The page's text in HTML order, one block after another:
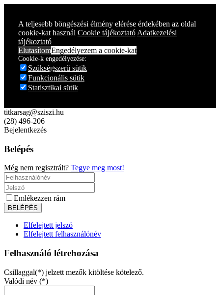
A teljesebb böngészési élmény elérése érdekében az oldal
cookie-kat használ Cookie tájékoztató Adatkezelési
tájékoztató
ElutasítomEngedélyezem a cookie-kat
Cookie-k engedélyezése:
Szükségszerű sütik
Funkcionális sütik
Statisztikai sütik
titkarsag@sziszi.hu
(28) 496-206
Bejelentkezés
Belépés
Még nem regisztrált? Tegye meg most!
Emlékezzen rám
Elfelejtett jelszó
Elfelejtett felhasználónév
Felhasználó létrehozása
Csillaggal(*) jelzett mezők kitöltése kötelező.
Valódi név (*)